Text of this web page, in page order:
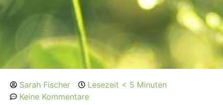
Sarah Fischer
Lesezeit < 5 Minuten
Keine Kommentare